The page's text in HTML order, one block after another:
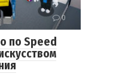
0
по Speed